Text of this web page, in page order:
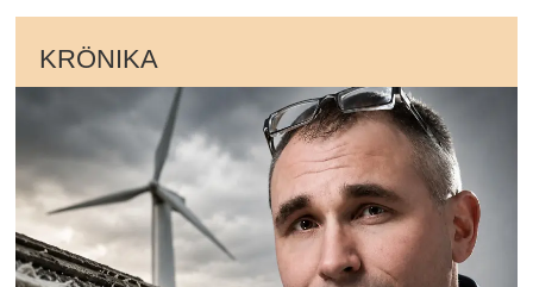
KRÖNIKA